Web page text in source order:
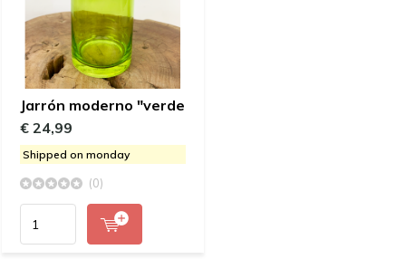
Jarrón moderno "verde
€ 24,99
Shipped on monday
(0)